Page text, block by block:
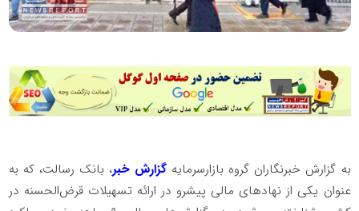
به گزارش خبرنگاران گروه بازارسرمایه گزارش خبر، بانک رسالت، که به
عنوان یکی از نهاد‌های مالی پیشرو در ارائه تسهیلات قرض‌الحسنه در